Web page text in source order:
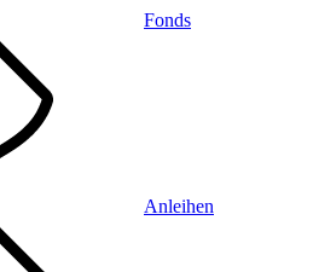
Fonds
Anleihen